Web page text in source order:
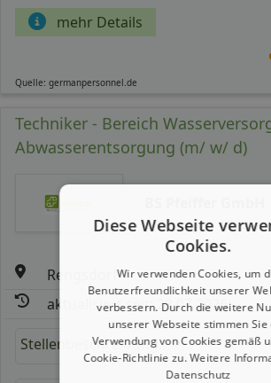
mehr Details
Quelle: germanpersonnel.de
Techniker - Bereich
Abwasserentsorgung (m/ w/ d)
Rengsdorf
aktualisiert seit: 28.07.2026
Stellenbeschreibung:
Diese Webseite
Cookies.
Wir verwenden Cookies, um
Benutzerfreundlichkeit unserer
verbessern. Durch die weitere
unserer Webseite stimmen Sie
Verwendung von Cookies gemäß
Cookie-Richtlinie zu.Weitere
Datenschutz